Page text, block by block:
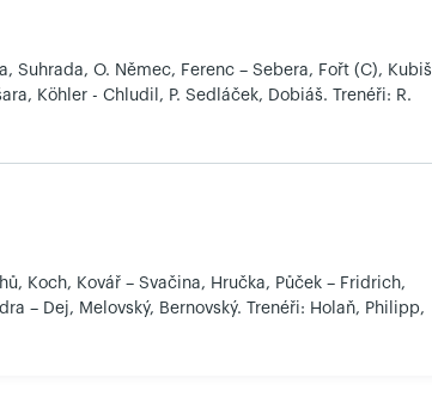
Suhrada, O. Němec, Ferenc – Sebera, Fořt (C), Kubiš
Köhler - Chludil, P. Sedláček, Dobiáš. Trenéři: R.
Koch, Kovář – Svačina, Hručka, Půček – Fridrich,
– Dej, Melovský, Bernovský. Trenéři: Holaň, Philipp,